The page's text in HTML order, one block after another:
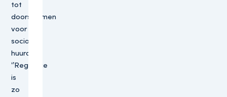
tot
doorstromen
voor
sociale
huurders.
‘’Regulatie
is
zo